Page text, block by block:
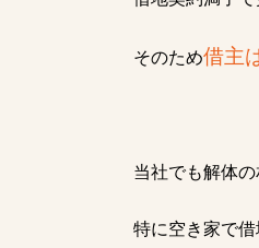
そのため借主
当社でも解体
特に空き家で